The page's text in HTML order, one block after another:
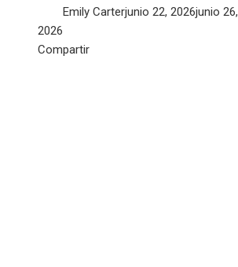
Emily Carterjunio 22, 2026junio 26,
2026
Facebook
Twitter
LinkedIn
Pinterest
Stumbleupon
Email
Compartir